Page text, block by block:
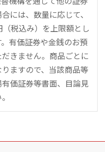
には、数量に応じて、
税込み）を上限額とし
有価証券や金銭のお預
きません。商品ごとに
ますので、当該商品等
価証券等書面、目論見